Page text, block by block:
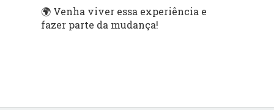
🌍 Venha viver essa experiência e
fazer parte da mudança!